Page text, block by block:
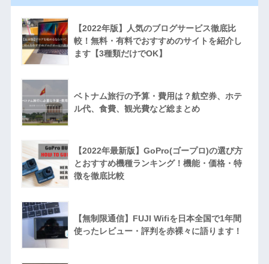
【2022年版】人気のブログサービス徹底比
較！無料・有料でおすすめのサイトを紹介し
ます【3種類だけでOK】
ベトナム旅行の予算・費用は？航空券、ホテ
ル代、食費、観光費など総まとめ
【2022年最新版】GoPro(ゴープロ)の選び方
とおすすめ機種ランキング！機能・価格・特
徴を徹底比較
【無制限通信】FUJI Wifiを日本全国で1年間
使ったレビュー・評判を赤裸々に語ります！